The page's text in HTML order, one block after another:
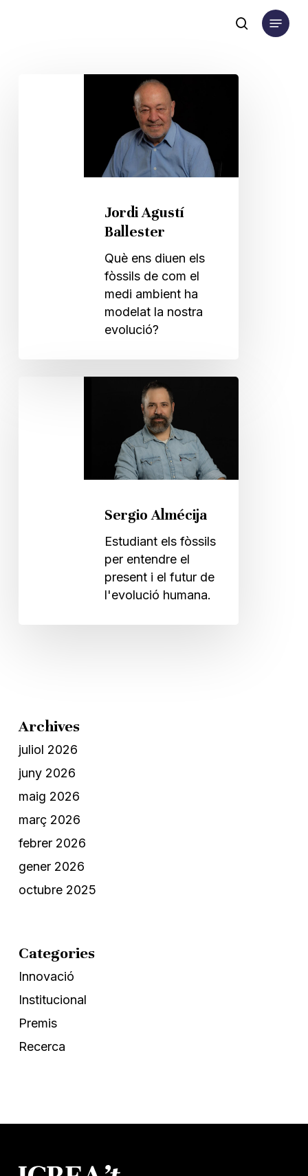
search
Menu
Jordi Agustí
Ballester
Què ens diuen els
fòssils de com el
medi ambient ha
modelat la nostra
evolució?
Sergio Almécija
Estudiant els fòssils
per entendre el
present i el futur de
l'evolució humana.
Archives
juliol 2026
juny 2026
maig 2026
març 2026
febrer 2026
gener 2026
octubre 2025
Categories
Innovació
Institucional
Premis
Recerca